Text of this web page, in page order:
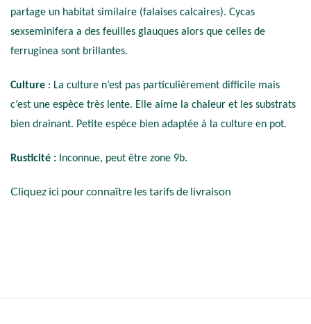
partage un habitat similaire (falaises calcaires). Cycas
sexseminifera a des feuilles glauques alors que celles de
ferruginea sont brillantes.
Culture : La culture n’est pas particulièrement difficile mais
c’est une espèce très lente. Elle aime la chaleur et les substrats
bien drainant. Petite espèce bien adaptée à la culture en pot.
Rusticité : Inconnue, peut être zone 9b.
Cliquez ici pour connaître les tarifs de livraison